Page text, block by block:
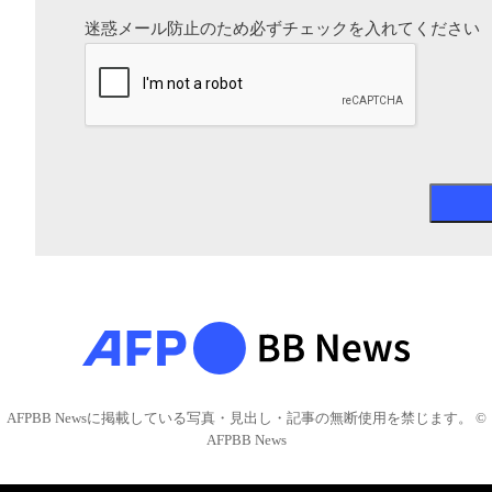
迷惑メール防止のため必ずチェックを入れてください
AFPBB Newsに掲載している写真・見出し・記事の無断使用を禁じます。 ©
AFPBB News